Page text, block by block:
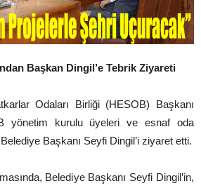
Başkan Dingil’e Tebrik Ziyareti
Odaları Birliği (HESOB) Başkanı
yönetim kurulu üyeleri ve esnaf oda
Başkanı Seyfi Dingil’i ziyaret etti.
Belediye Başkanı Seyfi Dingil’in,